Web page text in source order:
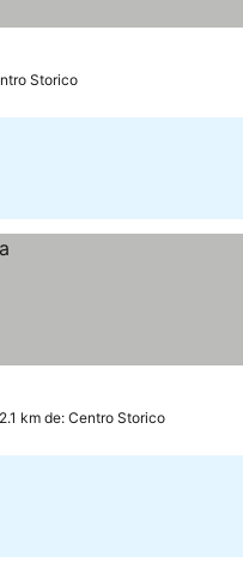
Storico
km de: Centro Storico